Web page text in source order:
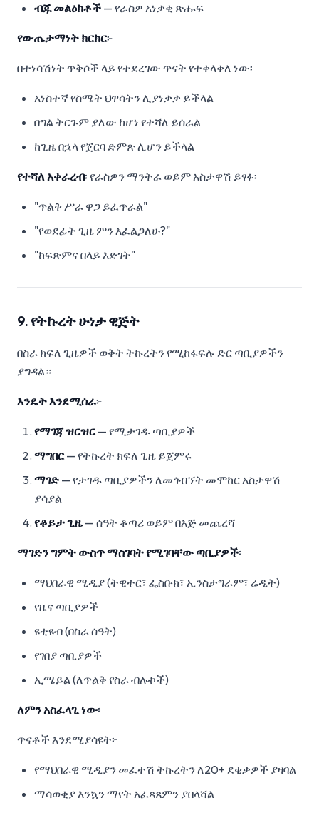
ብጁ መልዕክቶች — የራስዎ አነቃቂ ጽሑፍ
የውጤታማነት ክርክር፦
በተነሳሽነት ጥቅሶች ላይ የተደረገው ጥናት የተቀላቀለ ነው፡
አነስተኛ የስሜት ህዋሳትን ሊያነቃቃ ይችላል
በግል ትርጉም ያለው ከሆነ የተሻለ ይሰራል
ከጊዜ በኋላ የጀርባ ድምጽ ሊሆን ይችላል
የተሻለ አቀራረብ፡ የራስዎን ማንትራ ወይም አስታዋሽ ይፃፉ፡
"ጥልቅ ሥራ ዋጋ ይፈጥራል"
"የወደፊት ጊዜ ምን እፈልጋለሁ?"
"ከፍጽምና በላይ እድገት"
9. የትኩረት ሁነታ ዊጅት
በስራ ክፍለ ጊዜዎች ወቅት ትኩረትን የሚከፋፍሉ ድር ጣቢያዎችን
ያግዳል።
እንዴት እንደሚሰራ፦
የማገጃ ዝርዝር— የሚታገዱ ጣቢያዎች
ማግበር— የትኩረት ክፍለ ጊዜ ይጀምሩ
ማገድ — የታገዱ ጣቢያዎችን ለመጎብኘት መሞከር አስታዋሽ
ያሳያል
የቆይታ ጊዜ — ሰዓት ቆጣሪ ወይም በእጅ መጨረሻ
ማገድን ግምት ውስጥ ማስገባት የሚገባቸው ጣቢያዎች፡
ማህበራዊ ሚዲያ (ትዊተር፣ ፌስቡክ፣ ኢንስታግራም፣ ሬዲት)
የዜና ጣቢያዎች
ዩቲዩብ (በስራ ሰዓት)
የገበያ ጣቢያዎች
ኢሜይል (ለጥልቅ የስራ ብሎኮች)
ለምን አስፈላጊ ነው፦
ጥናቶች እንደሚያሳዩት፦
የማህበራዊ ሚዲያን መፈተሽ ትኩረትን ለ20+ ደቂቃዎች ያዛባል
ማሳወቂያ እንኳን ማየት አፈጻጸምን ያበላሻል